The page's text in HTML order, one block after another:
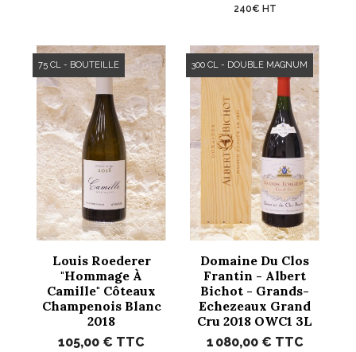
240€ HT
Louis Roederer
"Hommage À
Camille" Côteaux
Champenois Blanc
2018
105,00 € TTC
75 CL - BOUTEILLE
Domaine Du Clos
Frantin - Albert
Bichot - Grands-
Echezeaux Grand
Cru 2018 OWC1 3L
1 080,00 € TTC
300 CL - DOUBLE MAGNUM